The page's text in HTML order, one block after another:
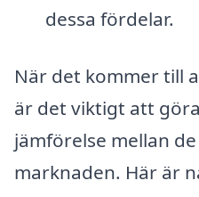
dessa fördelar.
När det kommer till
är det viktigt att
jämförelse mellan
marknaden. Här är